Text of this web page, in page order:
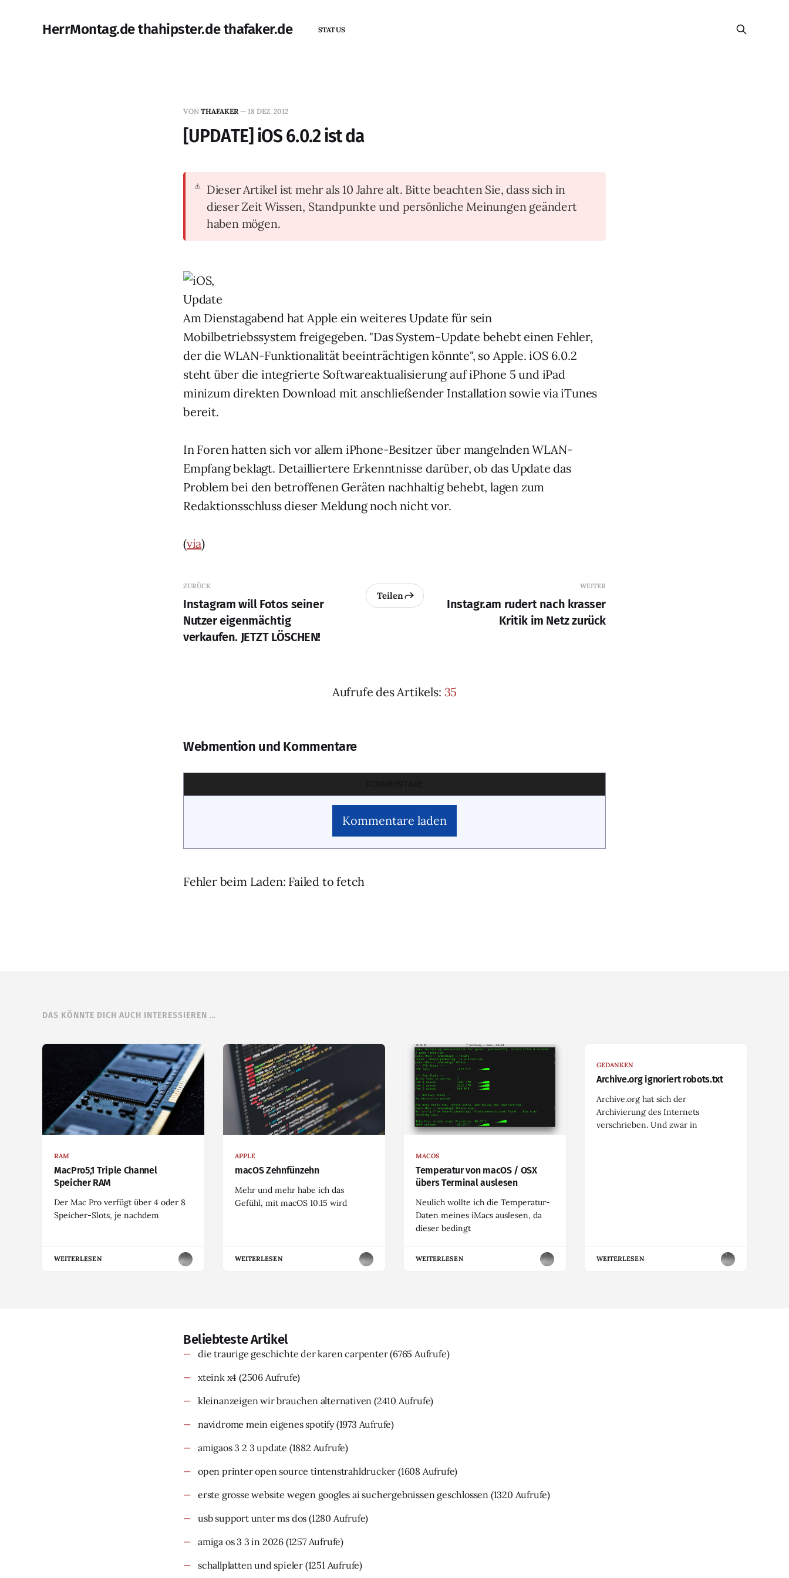
HerrMontag.de thahipster.de thafaker.de STATUS
VON THAFAKER — 18 DEZ. 2012
[UPDATE] iOS 6.0.2 ist da
Dieser Artikel ist mehr als 10 Jahre alt. Bitte beachten Sie, dass sich in
dieser Zeit Wissen, Standpunkte und persönliche Meinungen geändert
haben mögen.
Am Dienstagabend hat Apple ein weiteres Update für sein
Mobilbetriebssystem freigegeben. "Das System-Update behebt einen Fehler,
der die WLAN-Funktionalität beeinträchtigen könnte", so Apple. iOS 6.0.2
steht über die integrierte Softwareaktualisierung auf iPhone 5 und iPad
minizum direkten Download mit anschließender Installation sowie via iTunes
bereit.
In Foren hatten sich vor allem iPhone-Besitzer über mangelnden WLAN-
Empfang beklagt. Detailliertere Erkenntnisse darüber, ob das Update das
Problem bei den betroffenen Geräten nachhaltig behebt, lagen zum
Redaktionsschluss dieser Meldung noch nicht vor.
(via)
ZURÜCK
Instagram will Fotos seiner
Nutzer eigenmächtig
verkaufen. JETZT LÖSCHEN!
Teilen
WEITER
Instagr.am rudert nach krasser
Kritik im Netz zurück
Aufrufe des Artikels: 35
Webmention und Kommentare
Kommentare laden
Fehler beim Laden: Failed to fetch
DAS KÖNNTE DICH AUCH INTERESSIEREN …
RAM
MacPro5,1 Triple Channel
Speicher RAM
Der Mac Pro verfügt über 4 oder 8
Speicher-Slots, je nachdem
WEITERLESEN
APPLE
macOS Zehnfünzehn
Mehr und mehr habe ich das
Gefühl, mit macOS 10.15 wird
WEITERLESEN
MACOS
Temperatur von macOS / OSX
übers Terminal auslesen
Neulich wollte ich die Temperatur-
Daten meines iMacs auslesen, da
dieser bedingt
WEITERLESEN
GEDANKEN
Archive.org ignoriert robots.txt
Archive.org hat sich der
Archivierung des Internets
verschrieben. Und zwar in
WEITERLESEN
Beliebteste Artikel
die traurige geschichte der karen carpenter(6765 Aufrufe)
xteink x4 (2506 Aufrufe)
kleinanzeigen wir brauchen alternativen (2410 Aufrufe)
navidrome mein eigenes spotify(1973 Aufrufe)
amigaos 3 2 3 update (1882 Aufrufe)
open printer open source tintenstrahldrucker (1608 Aufrufe)
erste grosse website wegen googles ai suchergebnissen geschlossen (1320 Aufrufe)
usb support unter ms dos (1280 Aufrufe)
amiga os 3 3 in 2026 (1257 Aufrufe)
schallplatten und spieler (1251 Aufrufe)